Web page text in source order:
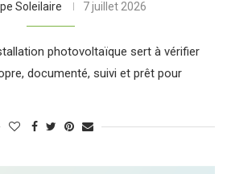
Soleilaire 7 juillet 2026
photovoltaïque sert à vérifier
documenté, suivi et prêt pour